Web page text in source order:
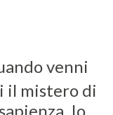
venni
il mistero di
Io